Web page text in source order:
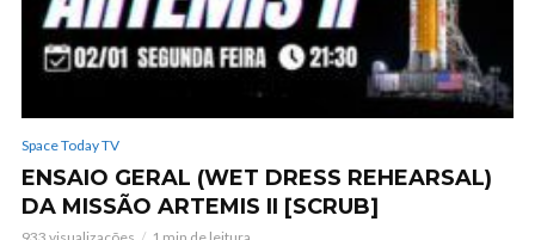
Space Today TV
ENSAIO GERAL (WET DRESS REHEARSAL)
DA MISSÃO ARTEMIS II [SCRUB]